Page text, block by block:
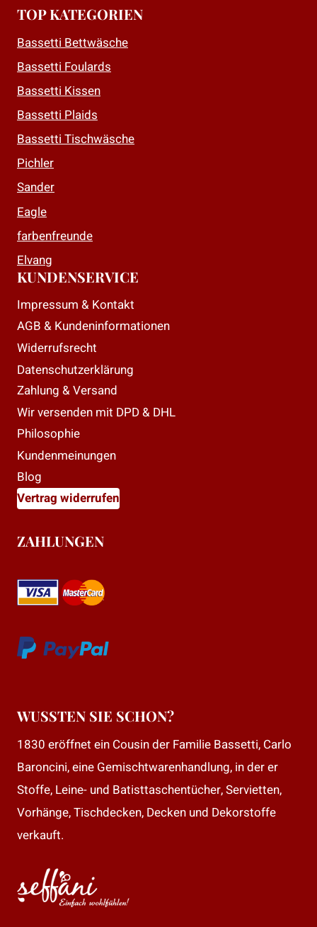
TOP KATEGORIEN
Bassetti Bettwäsche
Bassetti Foulards
Bassetti Kissen
Bassetti Plaids
Bassetti Tischwäsche
Pichler
Sander
Eagle
farbenfreunde
Elvang
KUNDENSERVICE
Impressum & Kontakt
AGB & Kundeninformationen
Widerrufsrecht
Datenschutzerklärung
Zahlung & Versand
Wir versenden mit DPD & DHL
Philosophie
Kundenmeinungen
Blog
Vertrag widerrufen
ZAHLUNGEN
WUSSTEN SIE SCHON?
1830 eröffnet ein Cousin der Familie Bassetti, Carlo
Baroncini, eine Gemischtwarenhandlung, in der er
Stoffe, Leine- und Batisttaschentücher, Servietten,
Vorhänge, Tischdecken, Decken und Dekorstoffe
verkauft.